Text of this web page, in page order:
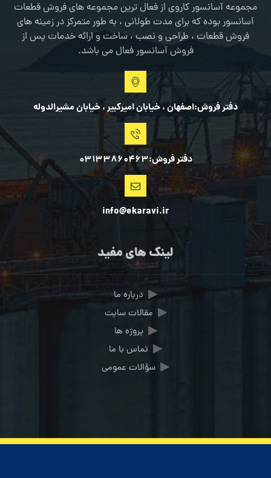
مجموعه آسانسور کاروی از فعال ترین مجموعه های فروش قطعات
آسانسور بوده که برای مدت طولانی ، به طور متمرکز در زمینه های
فروش قطعات ، طراحی و نصب ، ساخت و ارائه خدمات پس از
فروش آسانسور فعال می باشد.
دفتر فروش:اصفهان ، خیابان امیرکبیر ، خیابان مشیرالدوله
دفتر فروش:03133860463
info@ekaravi.ir
لینک های مفید
درباره ما
مقالات سایت
پروژه ها
تماس با ما
سؤالات عمومی